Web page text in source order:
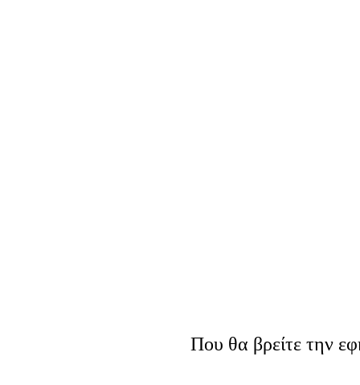
Που θα βρείτε την